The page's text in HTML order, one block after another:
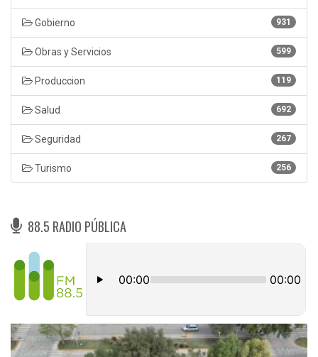
931
Gobierno
599
Obras y Servicios
119
Produccion
692
Salud
267
Seguridad
256
Turismo
88.5 RADIO PÚBLICA